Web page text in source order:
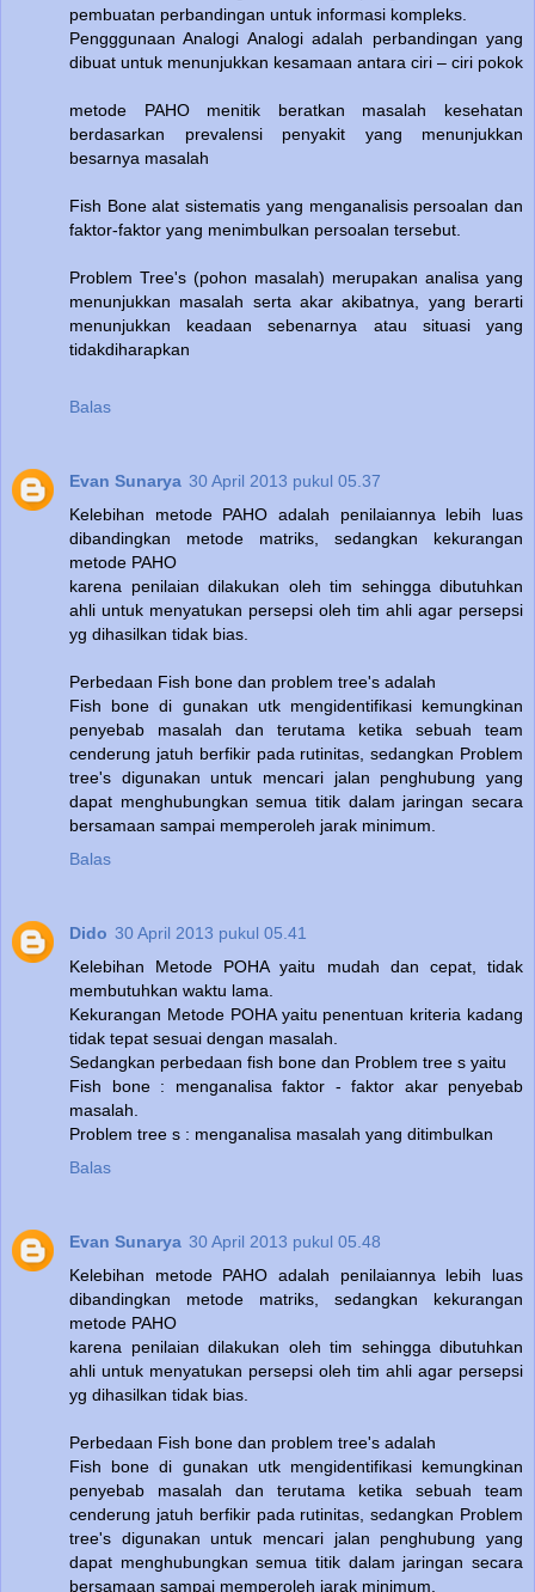
pembuatan perbandingan untuk informasi kompleks.
Pengggunaan Analogi Analogi adalah perbandingan yang
dibuat untuk menunjukkan kesamaan antara ciri – ciri pokok
metode PAHO menitik beratkan masalah kesehatan
berdasarkan prevalensi penyakit yang menunjukkan
besarnya masalah
Fish Bone alat sistematis yang menganalisis persoalan dan
faktor-faktor yang menimbulkan persoalan tersebut.
Problem Tree's (pohon masalah) merupakan analisa yang
menunjukkan masalah serta akar akibatnya, yang berarti
menunjukkan keadaan sebenarnya atau situasi yang
tidakdiharapkan
Balas
Evan Sunarya 30 April 2013 pukul 05.37
Kelebihan metode PAHO adalah penilaiannya lebih luas
dibandingkan metode matriks, sedangkan kekurangan
metode PAHO
karena penilaian dilakukan oleh tim sehingga dibutuhkan
ahli untuk menyatukan persepsi oleh tim ahli agar persepsi
yg dihasilkan tidak bias.
Perbedaan Fish bone dan problem tree's adalah
Fish bone di gunakan utk mengidentifikasi kemungkinan
penyebab masalah dan terutama ketika sebuah team
cenderung jatuh berfikir pada rutinitas, sedangkan Problem
tree's digunakan untuk mencari jalan penghubung yang
dapat menghubungkan semua titik dalam jaringan secara
bersamaan sampai memperoleh jarak minimum.
Balas
Dido 30 April 2013 pukul 05.41
Kelebihan Metode POHA yaitu mudah dan cepat, tidak
membutuhkan waktu lama.
Kekurangan Metode POHA yaitu penentuan kriteria kadang
tidak tepat sesuai dengan masalah.
Sedangkan perbedaan fish bone dan Problem tree s yaitu
Fish bone : menganalisa faktor - faktor akar penyebab
masalah.
Problem tree s : menganalisa masalah yang ditimbulkan
Balas
Evan Sunarya 30 April 2013 pukul 05.48
Kelebihan metode PAHO adalah penilaiannya lebih luas
dibandingkan metode matriks, sedangkan kekurangan
metode PAHO
karena penilaian dilakukan oleh tim sehingga dibutuhkan
ahli untuk menyatukan persepsi oleh tim ahli agar persepsi
yg dihasilkan tidak bias.
Perbedaan Fish bone dan problem tree's adalah
Fish bone di gunakan utk mengidentifikasi kemungkinan
penyebab masalah dan terutama ketika sebuah team
cenderung jatuh berfikir pada rutinitas, sedangkan Problem
tree's digunakan untuk mencari jalan penghubung yang
dapat menghubungkan semua titik dalam jaringan secara
bersamaan sampai memperoleh jarak minimum.